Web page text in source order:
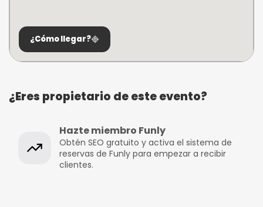
¿Cómo llegar?
¿Eres propietario de este evento?
Hazte miembro Funly
Obtén SEO gratuito y activa el sistema de
reservas de Funly para empezar a recibir
clientes.